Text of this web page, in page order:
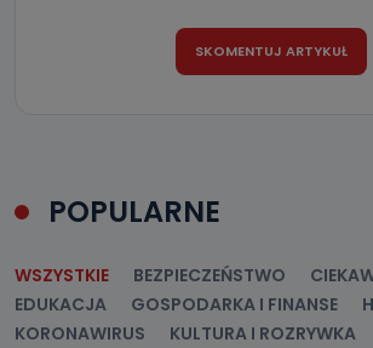
POPULARNE
WSZYSTKIE BEZPIECZEŃSTWO
EDUKACJA
GOSPODARKA I FINANSE
KORONAWIRUS
KULTURA I ROZRYWKA